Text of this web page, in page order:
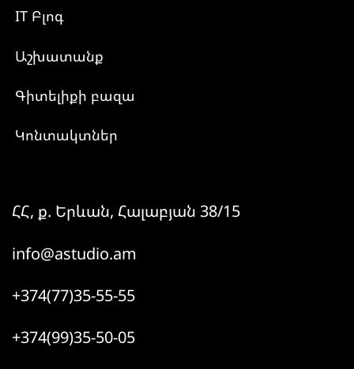
IT Բլոգ
Աշխատանք
Գիտելիքի բազա
Կոնտակտներ
ՀՀ, ք. Երևան, Հալաբյան 38/15
info@astudio.am
+374(77)35-55-55
+374(99)35-50-05